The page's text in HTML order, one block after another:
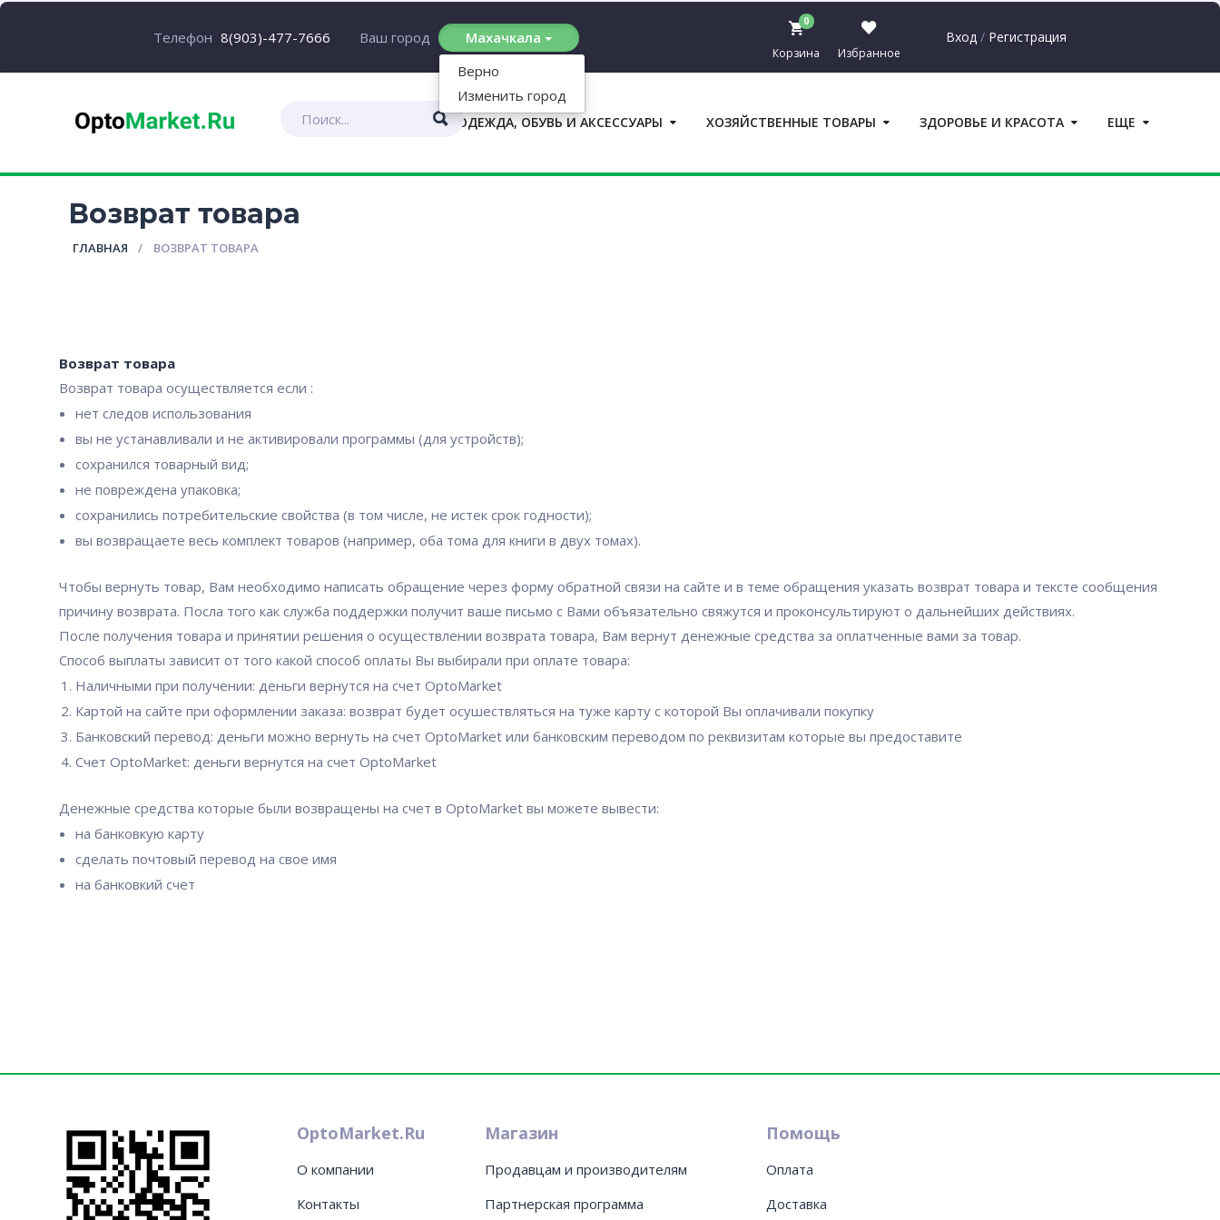
Телефон 8(903)-477-7666 Ваш город
Махачкала
Верно
Изменить город
0
Корзина
Перейти в корзину
Избранное
Вход/ Регистрация
ОДЕЖДА, ОБУВЬ И АКСЕССУАРЫ ХОЗЯЙСТВЕННЫЕ ТОВАРЫ ЗДОРОВЬЕ И КРАСОТА ЕЩЕ
Возврат товара
ГЛАВНАЯ ВОЗВРАТ ТОВАРА
Возврат товара
Возврат товара осуществляется если :
нет следов использования
вы не устанавливали и не активировали программы (для устройств);
сохранился товарный вид;
не повреждена упаковка;
сохранились потребительские свойства (в том числе, не истек срок годности);
вы возвращаете весь комплект товаров (например, оба тома для книги в двух томах).
Чтобы вернуть товар, Вам необходимо написать обращение через форму обратной связи на сайте и в теме обращения указать возврат товара и тексте сообщения
причину возврата. Посла того как служба поддержки получит ваше письмо с Вами объязательно свяжутся и проконсультируют о дальнейших действиях.
После получения товара и принятии решения о осуществлении возврата товара, Вам вернут денежные средства за оплатченные вами за товар.
Способ выплаты зависит от того какой способ оплаты Вы выбирали при оплате товара:
Наличными при получении: деньги вернутся на счет OptoMarket
Картой на сайте при оформлении заказа: возврат будет осушествляться на туже карту с которой Вы оплачивали покупку
Банковский перевод: деньги можно вернуть на счет OptoMarket или банковским переводом по реквизитам которые вы предоставите
Счет OptoMarket: деньги вернутся на счет OptoMarket
Денежные средства которые были возвращены на счет в OptoMarket вы можете вывести:
на банковкую карту
сделать почтовый перевод на свое имя
на банковкий счет
OptoMarket.Ru
О компании
Контакты
Магазин
Продавцам и производителям
Партнерская программа
Помощь
Оплата
Доставка